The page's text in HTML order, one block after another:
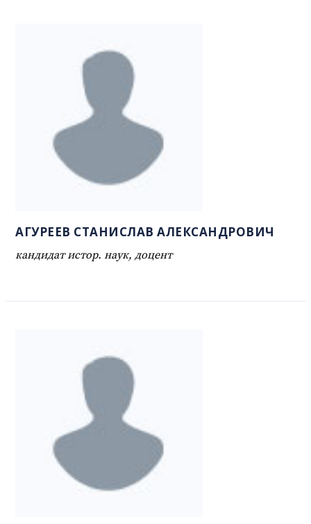
АГУРЕЕВ СТАНИСЛАВ АЛЕКСАНДРОВИЧ
кандидат истор. наук, доцент